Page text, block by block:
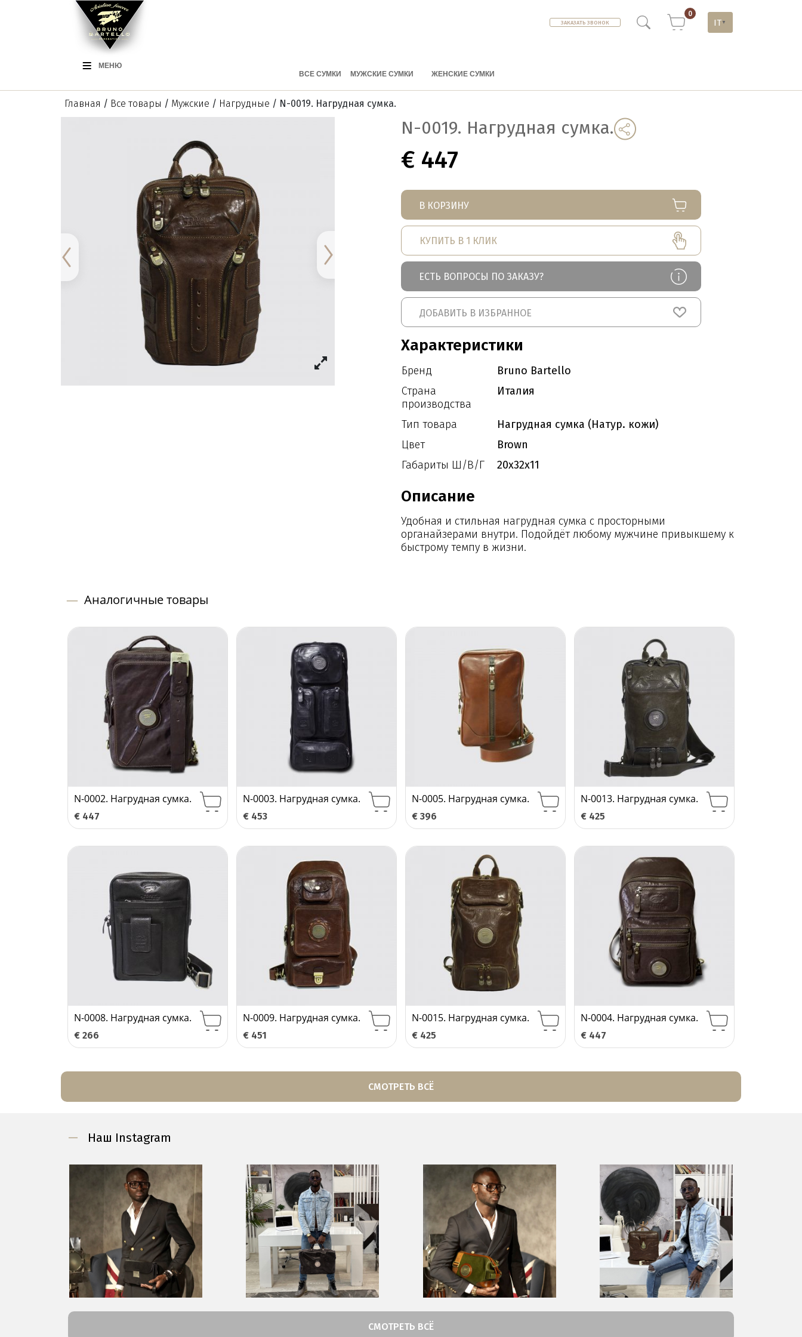
ЗАКАЗАТЬ ЗВОНОК
0
IT ▼
МЕНЮ
ВСЕ СУМКИ
МУЖСКИЕ СУМКИ ЖЕНСКИЕ СУМКИ
Главная / Все товары / Мужские / Нагрудные / N-0019. Нагрудная сумка.
N-0019. Нагрудная сумка.
€ 447
В КОРЗИНУ
КУПИТЬ В 1 КЛИК
ЕСТЬ ВОПРОСЫ ПО ЗАКАЗУ?
ДОБАВИТЬ В ИЗБРАННОЕ
Характеристики
Бренд
Bruno Bartello
Страна
производства
Италия
Тип товара
Нагрудная сумка (Натур. кожи)
Цвет
Brown
Габариты Ш/В/Г
20x32x11
Описание
Удобная и стильная нагрудная сумка с просторными
органайзерами внутри. Подойдёт любому мужчине привыкшему к
быстрому темпу в жизни.
— Аналогичные товары
N-0002. Нагрудная сумка.
€ 447
N-0003. Нагрудная сумка.
€ 453
N-0005. Нагрудная сумка.
€ 396
N-0013. Нагрудная сумка.
€ 425
N-0008. Нагрудная сумка.
€ 266
N-0009. Нагрудная сумка.
€ 451
N-0015. Нагрудная сумка.
€ 425
N-0004. Нагрудная сумка.
€ 447
СМОТРЕТЬ ВСЁ
— Наш Instagram
СМОТРЕТЬ ВСЁ